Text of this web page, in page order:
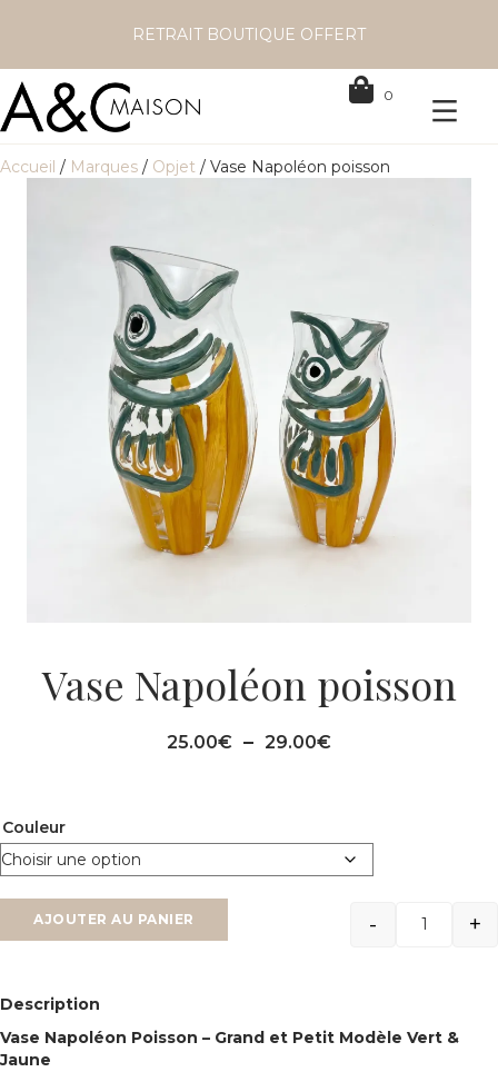
RETRAIT BOUTIQUE OFFERT
0
Accueil / Marques / Opjet / Vase Napoléon poisson
Vase Napoléon poisson
25.00€ – 29.00€
à
29.00€
Couleur
- +
AJOUTER AU PANIER
Description
Vase Napoléon Poisson – Grand et Petit Modèle Vert &
Jaune